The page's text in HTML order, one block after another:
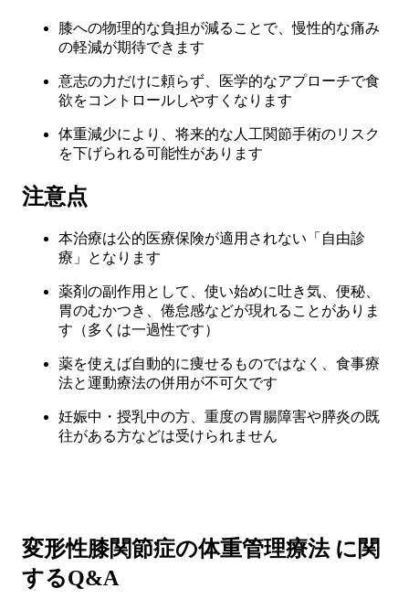
膝への物理的な負担が減ることで、慢性的な痛み
の軽減が期待できます
意志の力だけに頼らず、医学的なアプローチで食
欲をコントロールしやすくなります
体重減少により、将来的な人工関節手術のリスク
を下げられる可能性があります
注意点
本治療は公的医療保険が適用されない「自由診
療」となります
薬剤の副作用として、使い始めに吐き気、便秘、
胃のむかつき、倦怠感などが現れることがありま
す（多くは一過性です）
薬を使えば自動的に痩せるものではなく、食事療
法と運動療法の併用が不可欠です
妊娠中・授乳中の方、重度の胃腸障害や膵炎の既
往がある方などは受けられません
変形性膝関節症の体重管理療法 に関
するQ&A